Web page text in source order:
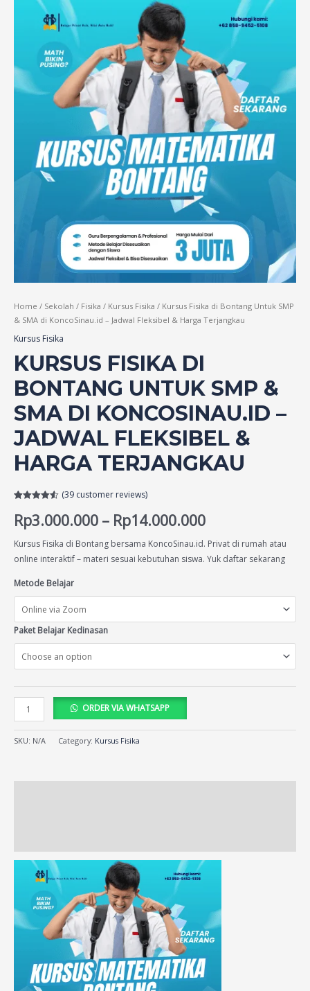
Home / Sekolah / Fisika / Kursus Fisika / Kursus Fisika di Bontang Untuk SMP
& SMA di KoncoSinau.id – Jadwal Fleksibel & Harga Terjangkau
Kursus Fisika
KURSUS FISIKA DI
BONTANG UNTUK SMP &
SMA DI KONCOSINAU.ID –
JADWAL FLEKSIBEL &
HARGA TERJANGKAU
out of 5
based on
customer
ratings
(39customer reviews)
Rp3.000.000 – Rp14.000.000
Kursus Fisika di Bontang bersama KoncoSinau.id. Privat di rumah atau
online interaktif – materi sesuai kebutuhan siswa. Yuk daftar sekarang
Metode Belajar
Paket Belajar Kedinasan
ORDER VIA WHATSAPP
SKU: N/A Category: Kursus Fisika